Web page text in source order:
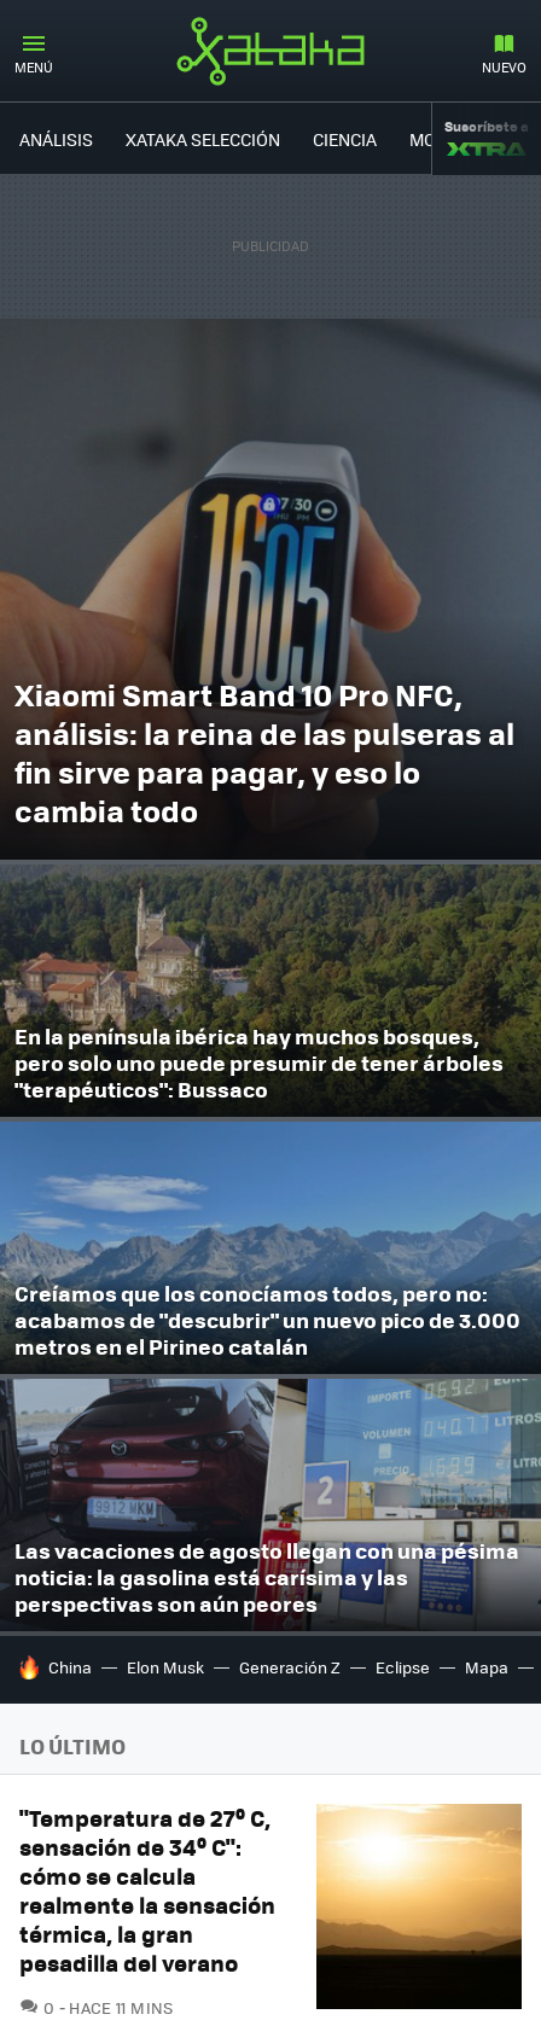
MENÚ NUEVO
ANÁLISIS XATAKA SELECCIÓN CIENCIA MOVILIDAD
Suscríbete a
Xiaomi Smart Band 10 Pro NFC,
análisis: la reina de las pulseras al
fin sirve para pagar, y eso lo
cambia todo
En la península ibérica hay muchos bosques,
pero solo uno puede presumir de tener árboles
"terapéuticos": Bussaco
Creíamos que los conocíamos todos, pero no:
acabamos de "descubrir" un nuevo pico de 3.000
metros en el Pirineo catalán
Las vacaciones de agosto llegan con una pésima
noticia: la gasolina está carísima y las
perspectivas son aún peores
HOY SE HABLA DE
China Elon Musk Generación Z Eclipse Mapa
LO ÚLTIMO
"Temperatura de 27º C,
sensación de 34º C":
cómo se calcula
realmente la sensación
térmica, la gran
pesadilla del verano
0 COMENTARIOS
HACE 11 MINS